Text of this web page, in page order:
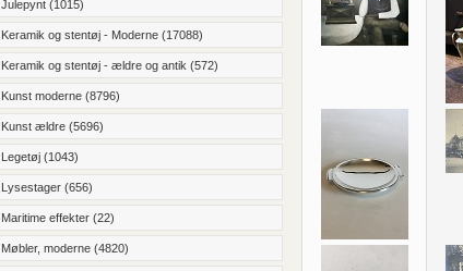
Julepynt (1015)
Keramik og stentøj - Moderne (17088)
Keramik og stentøj - ældre og antik (572)
Kunst moderne (8796)
Kunst ældre (5696)
Legetøj (1043)
Lysestager (656)
Maritime effekter (22)
Møbler, moderne (4820)